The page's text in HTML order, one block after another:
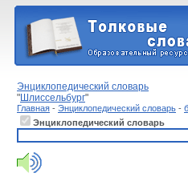
Энциклопедический словарь
"Шлиссельбург"
Главная - Энциклопедический словарь -
Энциклопедический словарь